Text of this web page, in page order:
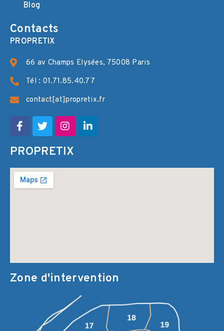
Blog
Contacts
PROPRETIX
66 av Champs Elysées, 75008 Paris
Tél : 01.71.85.40.77
contact[at]propretix.fr
PROPRETIX
Zone d'intervention